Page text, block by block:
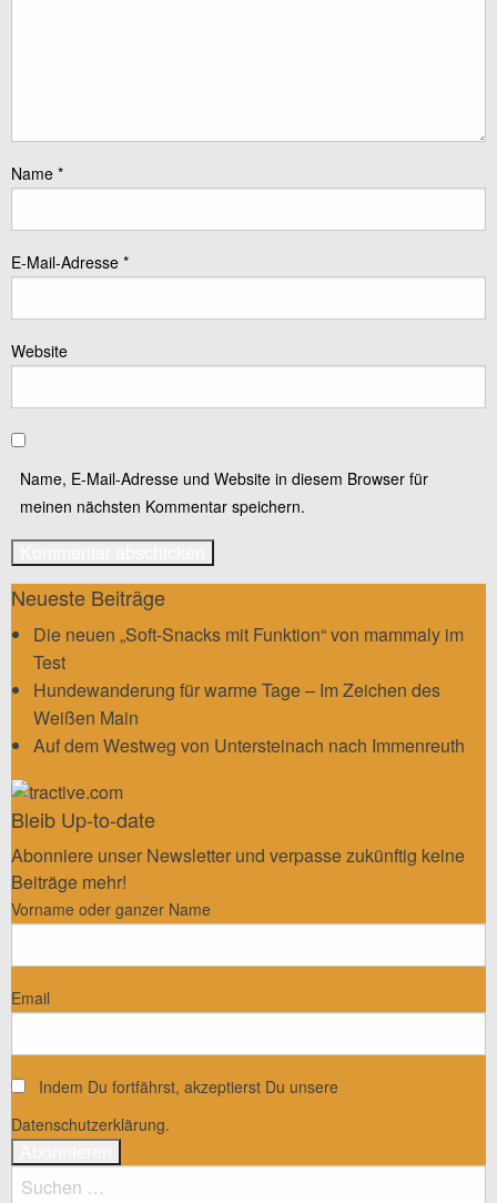
Name *
E-Mail-Adresse *
Website
Name, E-Mail-Adresse und Website in diesem Browser für
meinen nächsten Kommentar speichern.
Neueste Beiträge
Die neuen „Soft-Snacks mit Funktion“ von mammaly im
Test
Hundewanderung für warme Tage – Im Zeichen des
Weißen Main
Auf dem Westweg von Untersteinach nach Immenreuth
Bleib Up-to-date
Abonniere unser Newsletter und verpasse zukünftig keine
Beiträge mehr!
Vorname oder ganzer Name
Email
Indem Du fortfährst, akzeptierst Du unsere
Datenschutzerklärung.
Suchen